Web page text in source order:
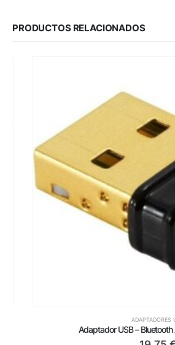
PRODUCTOS RELACIONADOS
ADAPTADORES USB
Adaptador USB – Bluetooth